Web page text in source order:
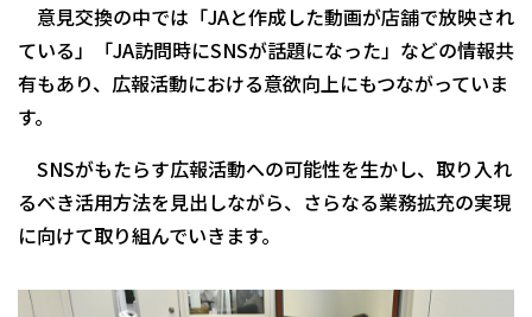
意見交換の中では「JAと作成した動画が店舗で放映され
ている」「JA訪問時にSNSが話題になった」などの情報共
有もあり、広報活動における意欲向上にもつながっていま
す。
SNSがもたらす広報活動への可能性を生かし、取り入れ
るべき活用方法を見出しながら、さらなる業務拡充の実現
に向けて取り組んでいきます。